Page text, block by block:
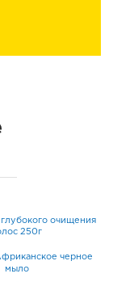
очищения
250г
черное
мыло